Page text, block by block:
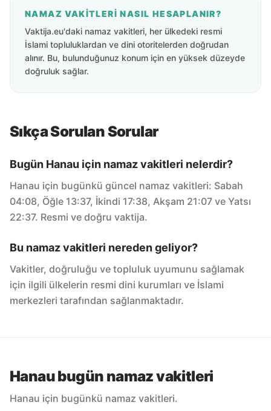
NAMAZ VAKITLERI NASIL HESAPLANIR?
Vaktija.eu'daki namaz vakitleri, her ülkedeki resmi
İslami topluluklardan ve dini otoritelerden doğrudan
alınır. Bu, bulunduğunuz konum için en yüksek düzeyde
doğruluk sağlar.
Sıkça Sorulan Sorular
Bugün Hanau için namaz vakitleri nelerdir?
Hanau için bugünkü güncel namaz vakitleri: Sabah
04:08, Öğle 13:37, İkindi 17:38, Akşam 21:07 ve Yatsı
22:37. Resmi ve doğru vaktija.
Bu namaz vakitleri nereden geliyor?
Vakitler, doğruluğu ve topluluk uyumunu sağlamak
için ilgili ülkelerin resmi dini kurumları ve İslami
merkezleri tarafından sağlanmaktadır.
Hanau bugün namaz vakitleri
Hanau için bugünkü namaz vakitleri.